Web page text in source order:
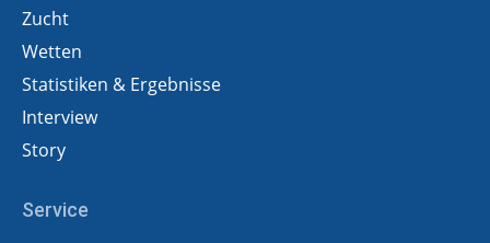
Zucht
Wetten
Statistiken & Ergebnisse
Interview
Story
Service